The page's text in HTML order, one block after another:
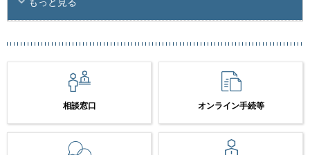
もっと見る
相談窓口 オンライン手続等